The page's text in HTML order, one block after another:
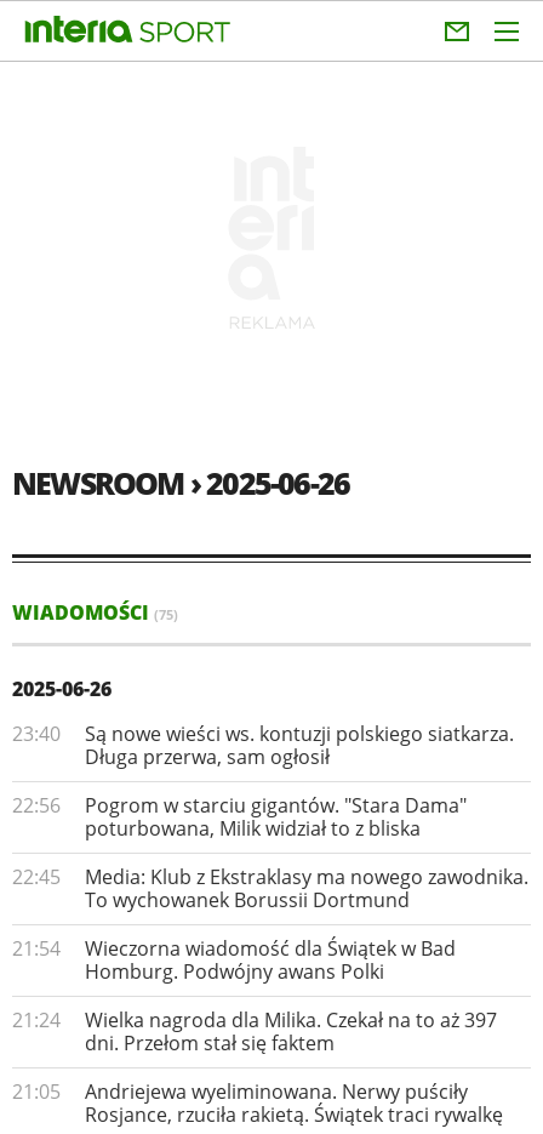
NEWSROOM › 2025-06-26
WIADOMOŚCI (75)
2025-06-26
23:40
Są nowe wieści ws. kontuzji polskiego siatkarza.
Długa przerwa, sam ogłosił
22:56
Pogrom w starciu gigantów. "Stara Dama"
poturbowana, Milik widział to z bliska
22:45
Media: Klub z Ekstraklasy ma nowego zawodnika.
To wychowanek Borussii Dortmund
21:54
Wieczorna wiadomość dla Świątek w Bad
Homburg. Podwójny awans Polki
21:24
Wielka nagroda dla Milika. Czekał na to aż 397
dni. Przełom stał się faktem
21:05
Andriejewa wyeliminowana. Nerwy puściły
Rosjance, rzuciła rakietą. Świątek traci rywalkę